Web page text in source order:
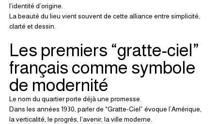
l’identité d’origine.
La beauté du lieu vient souvent de cette alliance entre simplicité,
clarté et dessin.
Les premiers “gratte-ciel”
français comme symbole
de modernité
Le nom du quartier porte déjà une promesse.
Dans les années 1930, parler de “Gratte-Ciel” évoque l’Amérique,
la verticalité, le progrès, l’avenir, la ville moderne.